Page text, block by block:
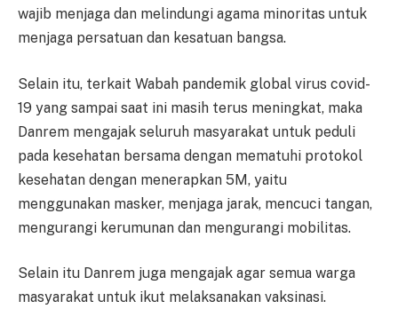
wajib menjaga dan melindungi agama minoritas untuk
menjaga persatuan dan kesatuan bangsa.
Selain itu, terkait Wabah pandemik global virus covid-
19 yang sampai saat ini masih terus meningkat, maka
Danrem mengajak seluruh masyarakat untuk peduli
pada kesehatan bersama dengan mematuhi protokol
kesehatan dengan menerapkan 5M, yaitu
menggunakan masker, menjaga jarak, mencuci tangan,
mengurangi kerumunan dan mengurangi mobilitas.
Selain itu Danrem juga mengajak agar semua warga
masyarakat untuk ikut melaksanakan vaksinasi.